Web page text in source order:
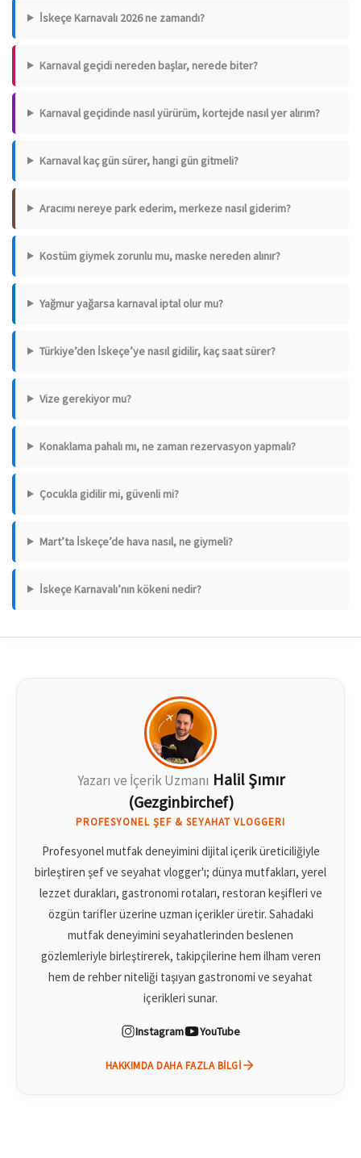
İskeçe Karnavalı 2026 ne zamandı?
Karnaval geçidi nereden başlar, nerede biter?
Karnaval geçidinde nasıl yürürüm, kortejde nasıl yer alırım?
Karnaval kaç gün sürer, hangi gün gitmeli?
Aracımı nereye park ederim, merkeze nasıl giderim?
Kostüm giymek zorunlu mu, maske nereden alınır?
Yağmur yağarsa karnaval iptal olur mu?
Türkiye’den İskeçe’ye nasıl gidilir, kaç saat sürer?
Vize gerekiyor mu?
Konaklama pahalı mı, ne zaman rezervasyon yapmalı?
Çocukla gidilir mi, güvenli mi?
Mart’ta İskeçe’de hava nasıl, ne giymeli?
İskeçe Karnavalı’nın kökeni nedir?
Yazarı ve İçerik Uzmanı Halil Şımır
(Gezginbirchef)
PROFESYONEL ŞEF & SEYAHAT VLOGGERI
Profesyonel mutfak deneyimini dijital içerik üreticiliğiyle
birleştiren şef ve seyahat vlogger'ı; dünya mutfakları, yerel
lezzet durakları, gastronomi rotaları, restoran keşifleri ve
özgün tarifler üzerine uzman içerikler üretir. Sahadaki
mutfak deneyimini seyahatlerinden beslenen
gözlemleriyle birleştirerek, takipçilerine hem ilham veren
hem de rehber niteliği taşıyan gastronomi ve seyahat
içerikleri sunar.
Instagram YouTube
HAKKIMDA DAHA FAZLA BILGI